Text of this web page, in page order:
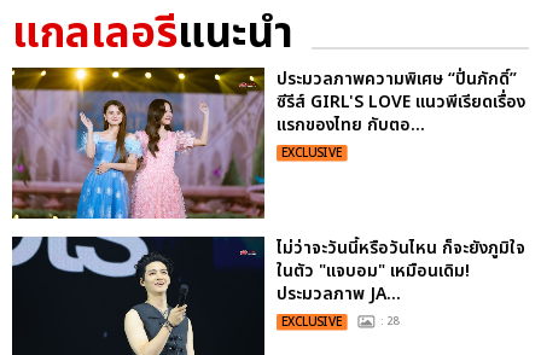
แกลเลอรีแนะนำ
ประมวลภาพความพิเศษ “ปิ่นภักดิ์”
ซีรีส์ GIRL'S LOVE แนวพีเรียดเรื่อง
แรกของไทย กับตอ...
EXCLUSIVE
ไม่ว่าจะวันนี้หรือวันไหน ก็จะยังภูมิใจ
ในตัว "แจบอม" เหมือนเดิม!
ประมวลภาพ JA...
EXCLUSIVE : 28